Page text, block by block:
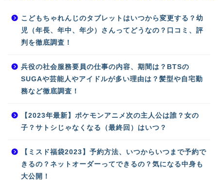
こどもちゃれんじのタブレットはいつから変更する？幼
児（年長、年中、年少）さんってどうなの？口コミ、評
判を徹底調査！
兵役の社会服務要員の仕事の内容、期間は？BTSの
SUGAや芸能人やアイドルが多い理由は？髪型や自宅勤
務など徹底調査！
【2023年最新】ポケモンアニメ次の主人公は誰？女の
子？サトシじゃなくなる（最終回）はいつ？
【ミスド福袋2023】予約方法、いつからいつまで予約で
きるの？ネットオーダーってできるの？気になる中身も
大公開！